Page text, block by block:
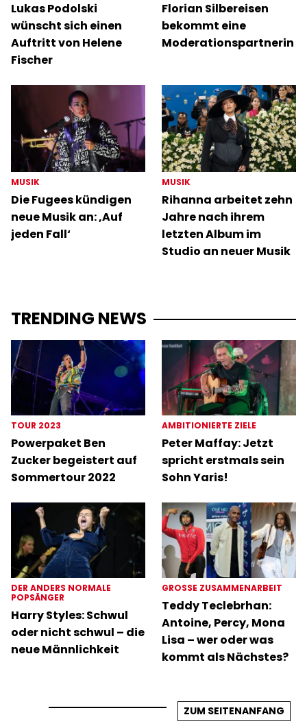
Lukas Podolski
wünscht sich einen
Auftritt von Helene
Fischer
Florian Silbereisen
bekommt eine
Moderationspartnerin
MUSIK
Die Fugees kündigen
neue Musik an: ‚Auf
jeden Fall‘
MUSIK
Rihanna arbeitet zehn
Jahre nach ihrem
letzten Album im
Studio an neuer Musik
TRENDING NEWS
TOUR 2023
Powerpaket Ben
Zucker begeistert auf
Sommertour 2022
AMBITIONIERTE ZIELE
Peter Maffay: Jetzt
spricht erstmals sein
Sohn Yaris!
DER ANDERS NORMALE
POPSÄNGER
Harry Styles: Schwul
oder nicht schwul – die
neue Männlichkeit
GROSSE ZUSAMMENARBEIT
Teddy Teclebrhan:
Antoine, Percy, Mona
Lisa – wer oder was
kommt als Nächstes?
ZUM SEITENANFANG